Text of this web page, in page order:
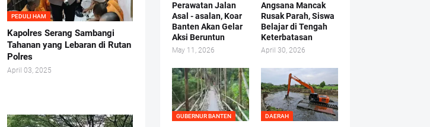
PEDULI HAM
Kapolres Serang Sambangi
Tahanan yang Lebaran di Rutan
Polres
April 03, 2025
Perawatan Jalan
Asal - asalan, Koar
Banten Akan Gelar
Aksi Beruntun
May 11, 2026
Angsana Mancak
Rusak Parah, Siswa
Belajar di Tengah
Keterbatasan
April 30, 2026
GUBERNUR BANTEN DAERAH